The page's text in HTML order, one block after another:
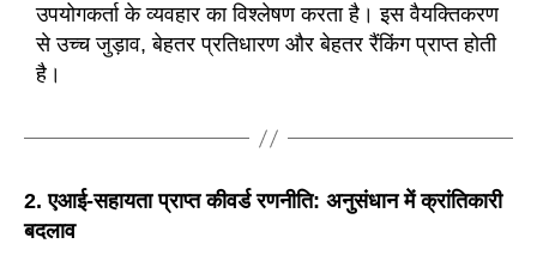
उपयोगकर्ता के व्यवहार का विश्लेषण करता है। इस वैयक्तिकरण
से उच्च जुड़ाव, बेहतर प्रतिधारण और बेहतर रैंकिंग प्राप्त होती
है।
2. एआई-सहायता प्राप्त कीवर्ड रणनीति: अनुसंधान में क्रांतिकारी
बदलाव